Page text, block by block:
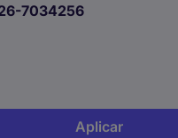
7034256
Aplicar